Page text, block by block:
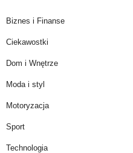
Biznes i Finanse
Ciekawostki
Dom i Wnętrze
Moda i styl
Motoryzacja
Sport
Technologia